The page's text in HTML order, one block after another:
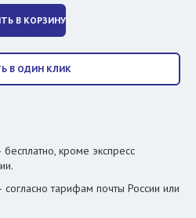
В КОРЗИНУ
В ОДИН КЛИК
кроме экспресс
тарифам почты России или